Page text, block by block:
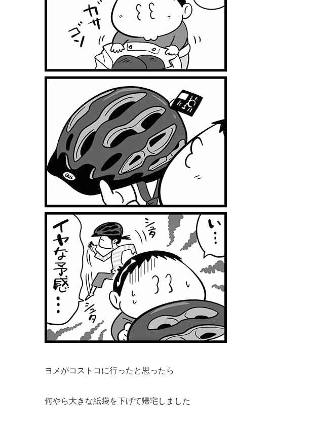
ヨメがコストコに行ったと思ったら
何やら大きな紙袋を下げて帰宅しました